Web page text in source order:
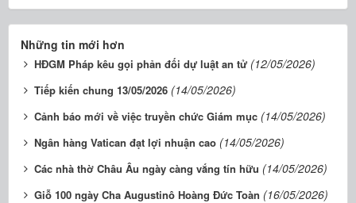
Những tin mới hơn
HĐGM Pháp kêu gọi phản đối dự luật an tử (12/05/2026)
Tiếp kiến chung 13/05/2026 (14/05/2026)
Cảnh báo mới về việc truyền chức Giám mục (14/05/2026)
Ngân hàng Vatican đạt lợi nhuận cao (14/05/2026)
Các nhà thờ Châu Âu ngày càng vắng tín hữu (14/05/2026)
Giỗ 100 ngày Cha Augustinô Hoàng Đức Toàn (16/05/2026)